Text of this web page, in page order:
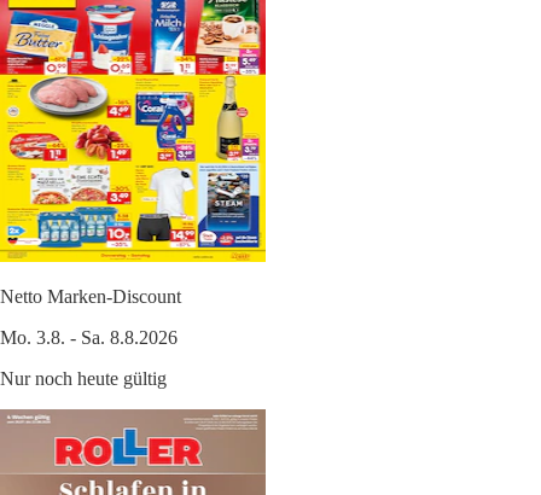
Netto Marken-Discount
Mo. 3.8. - Sa. 8.8.2026
Nur noch heute gültig